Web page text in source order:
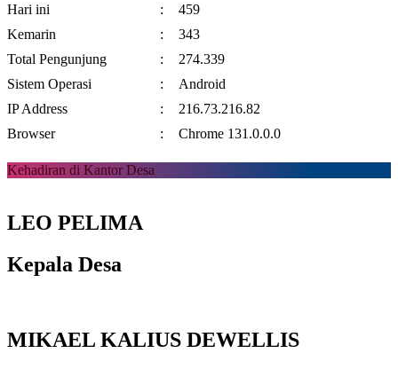
Hari ini :
459
Kemarin
:
343
Total Pengunjung
:
274.339
Sistem Operasi
:
Android
IP Address
:
216.73.216.82
Browser
: Chrome 131.0.0.0
Kehadiran di Kantor Desa
LEO PELIMA
Kepala Desa
MIKAEL KALIUS DEWELLIS